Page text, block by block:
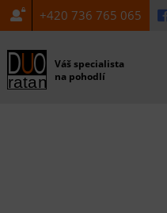
+420 736 765 065
Váš specialista
na pohodlí